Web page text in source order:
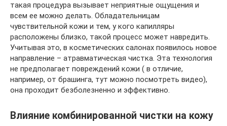
такая процедура вызывает неприятные ощущения и
всем ее можно делать. Обладательницам
чувствительной кожи и тем, у кого капилляры
расположены близко, такой процесс может навредить.
Учитывая это, в косметических салонах появилось новое
направление – атравматическая чистка. Эта технология
не предполагает повреждений кожи ( в отличие,
например, от брашинга, тут можно посмотреть видео),
она проходит безболезненно и эффективно.
Влияние комбинированной чистки на кожу